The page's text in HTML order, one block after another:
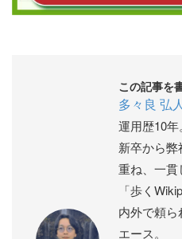
この記事を
多々良 弘人
運用歴10年。
新卒から
重ね、一貫
「歩く
内外で頼
エース。